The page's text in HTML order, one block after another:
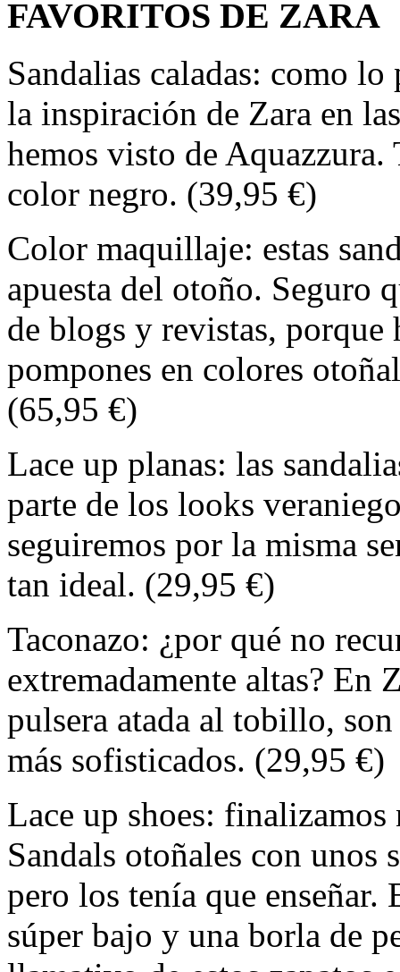
FAVORITOS DE ZARA
Sandalias caladas: como
la inspiración de Zara en
hemos visto de Aquazzura.
color negro. (39,95 €)
Color maquillaje: estas
apuesta del otoño. Seguro
de blogs y revistas, porque
pompones en colores
(65,95 €)
Lace up planas: las
parte de los looks
seguiremos por la misma
tan ideal. (29,95 €)
Taconazo: ¿por qué no
extremadamente altas? En
pulsera atada al tobillo,
más sofisticados. (29,95 €)
Lace up shoes: finalizamos
Sandals otoñales con unos
pero los tenía que
súper bajo y una borla de